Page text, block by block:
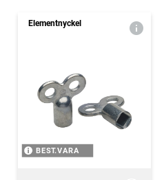
Elementnyckel
BEST.VARA